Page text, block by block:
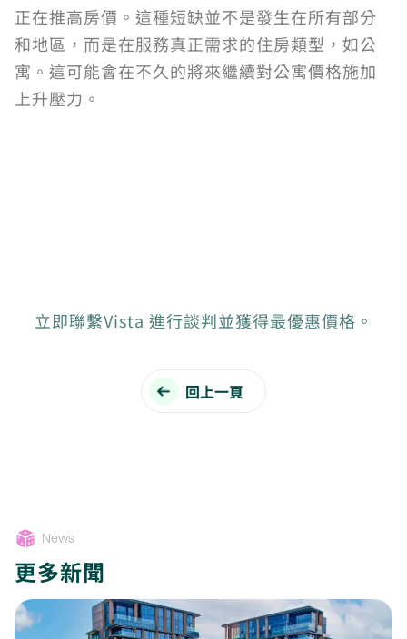
正在推高房價。這種短缺並不是發生在所有部分
和地區，而是在服務真正需求的住房類型，如公
寓。這可能會在不久的將來繼續對公寓價格施加
上升壓力。
立即聯繫Vista 進行談判並獲得最優惠價格。
回上一頁
News
更多新聞